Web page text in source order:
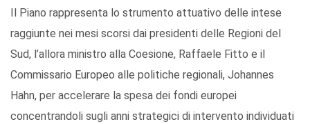
Il Piano rappresenta lo strumento attuativo delle intese
raggiunte nei mesi scorsi dai presidenti delle Regioni del
Sud, l’allora ministro alla Coesione, Raffaele Fitto e il
Commissario Europeo alle politiche regionali, Johannes
Hahn, per accelerare la spesa dei fondi europei
concentrandoli sugli anni strategici di intervento individuati